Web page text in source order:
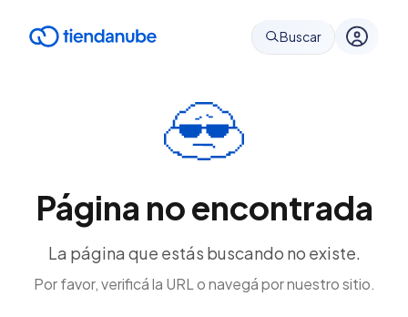
Buscar
Página no encontrada
La página que estás buscando no existe.
Por favor, verificá la URL o navegá por nuestro sitio.